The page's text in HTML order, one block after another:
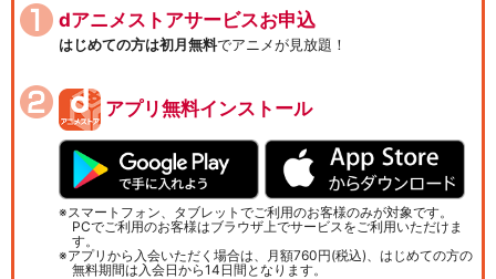
dアニメストアサービスお申込
はじめての方は初月無料でアニメが見放題！
アプリ無料インストール
スマートフォン、タブレットでご利用のお客様のみが対象です。
PCでご利用のお客様はブラウザ上でサービスをご利用いただけま
す。
アプリから入会いただく場合は、月額760円(税込)、はじめての方の
無料期間は入会日から14日間となります。